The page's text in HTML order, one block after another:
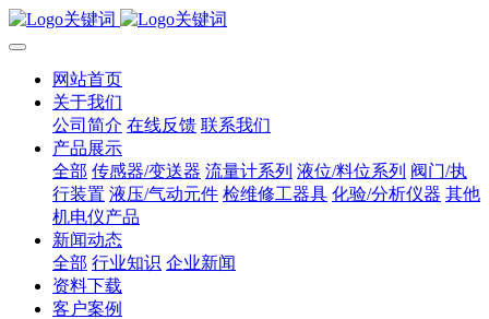
网站首页
关于我们
公司简介 在线反馈 联系我们
产品展示
全部 传感器/变送器 流量计系列 液位/料位系列 阀门/执
行装置 液压/气动元件 检维修工器具 化验/分析仪器 其他
机电仪产品
新闻动态
全部 行业知识 企业新闻
资料下载
客户案例